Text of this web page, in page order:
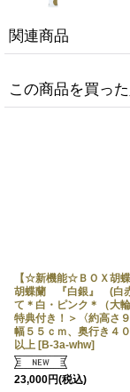
関連商品
１００ｃｍ、横幅１０
き６０ｃｍ〉85輪以上 [
58,500 円 (税込)
この商品を買っ
【☆新機能☆ＢＯＸ胡
胡蝶蘭 『白銀』 (白
て＊白・ピンク＊（大
特典付き！＞〈約高さ
幅５５ｃｍ、奥行き４
以上 [B-3a-whw]
23,000円(税込)